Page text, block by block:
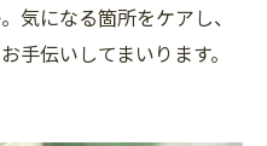
気になる箇所をケアし、
手伝いしてまいります。